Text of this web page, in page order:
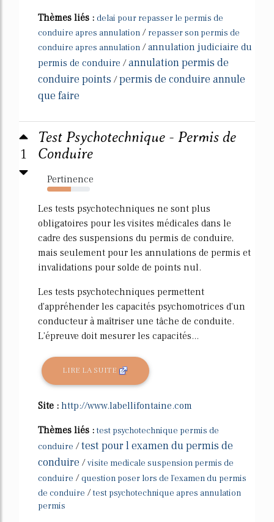
Thèmes liés : delai pour repasser le permis de
conduire apres annulation / repasser son permis de
conduire apres annulation /annulation judiciaire du
permis de conduire /annulation permis de
conduire points /permis de conduire annule
que faire
1
Test Psychotechnique - Permis de
Conduire
Pertinence
55%
Les tests psychotechniques ne sont plus
obligatoires pour les visites médicales dans le
cadre des suspensions du permis de conduire,
mais seulement pour les annulations de permis et
invalidations pour solde de points nul.
Les tests psychotechniques permettent
d'appréhender les capacités psychomotrices d'un
conducteur à maîtriser une tâche de conduite.
L'épreuve doit mesurer les capacités...
LIRE LA SUITE
Site : http://www.labellifontaine.com
Thèmes liés :test psychotechnique permis de
conduire /test pour l examen du permis de
conduire /visite medicale suspension permis de
conduire / question poser lors de l'examen du permis
de conduire /test psychotechnique apres annulation
permis